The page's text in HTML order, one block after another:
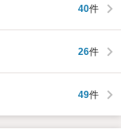
40件
26件
49件